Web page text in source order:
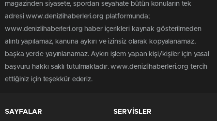
magazinden siyasete, spordan seyahate bütün konuların tek
adresi www.denizlihaberleri.org platformunda;
www.denizlihaberleri.org haber içerikleri kaynak gösterilmeden
alıntı yapılamaz, kanuna aykırı ve izinsiz olarak kopyalanamaz,
başka yerde yayınlanamaz. Aykırı işlem yapan kişi/kişiler için yasal
başvuru hakkı saklı tutulmaktadır. www.denizlihaberleri.org tercih
ettiğiniz için teşekkür ederiz.
SAYFALAR SERVİSLER